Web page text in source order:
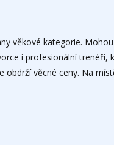
věkové kategorie.
i profesionální
obdrží věcné ceny. Na